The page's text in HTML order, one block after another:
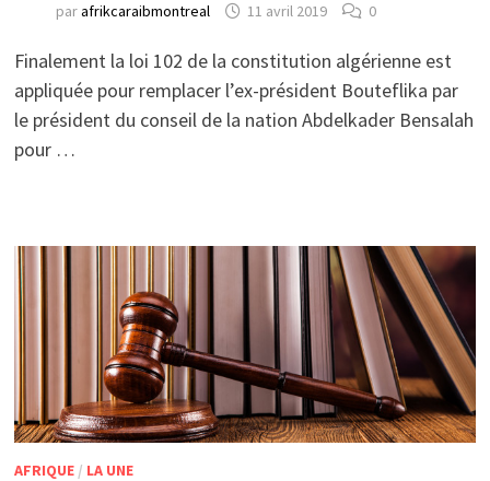
parafrikcaraibmontreal 11 avril 2019 0
Finalement la loi 102 de la constitution algérienne est
appliquée pour remplacer l’ex-président Bouteflika par
le président du conseil de la nation Abdelkader Bensalah
pour …
AFRIQUE/ LA UNE